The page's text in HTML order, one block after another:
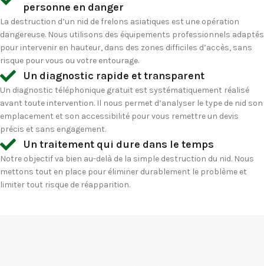
personne en danger
La destruction d’un nid de frelons asiatiques est une opération
dangereuse. Nous utilisons des équipements professionnels adaptés
pour intervenir en hauteur, dans des zones difficiles d’accès, sans
risque pour vous ou votre entourage.
Un diagnostic rapide et transparent
Un diagnostic téléphonique gratuit est systématiquement réalisé
avant toute intervention. Il nous permet d’analyser le type de nid son
emplacement et son accessibilité pour vous remettre un devis
précis et sans engagement.
Un traitement qui dure dans le temps
Notre objectif va bien au-delà de la simple destruction du nid. Nous
mettons tout en place pour éliminer durablement le problème et
limiter tout risque de réapparition.